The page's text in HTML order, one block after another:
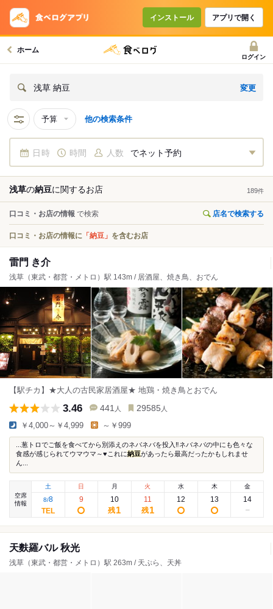
インストール アプリで開く
ホーム
ログイン
浅草 納豆 変更
予算 他の検索条件
日時 時間 人数 でネット予約
浅草の納豆に関するお店 189件
口コミ・お店の情報 で検索 店名で検索する
口コミ・お店の情報に 「納豆」 を含むお店
雷門 き介
浅草（東武・都営・メトロ）駅 143m / 居酒屋、焼き鳥、おでん
【駅チカ】★大人の古民家居酒屋★ 地鶏・焼き鳥とおでん
3.46 441 人 29585 人
￥4,000～￥4,999 ～￥999
...葱トロでご飯を食べてから別添えのネバネバを投入‼️ネバネバの中にも色々な
食感が感じられてウマウマ～♥️これに納豆があったら最高だったかもしれませ
ん...
空席
情報
土
8/8
日
9
月
10
残1
火
11
残1
水
12
木
13
金
14
天麩羅バル 秋光
浅草（東武・都営・メトロ）駅 263m / 天ぷら、天丼